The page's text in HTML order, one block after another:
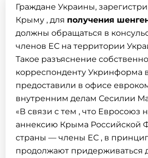
Граждане Украины,
Крыму , для получения
должны обращаться в
членов ЕС на территории
Такое разъяснение
корреспонденту Укринформа
предоставили в офисе
внутренним делам Сесилии
«В связи с тем , что Евросоюз
аннексию Крыма Российской
страны — члены ЕС , в
продолжают придерживаться